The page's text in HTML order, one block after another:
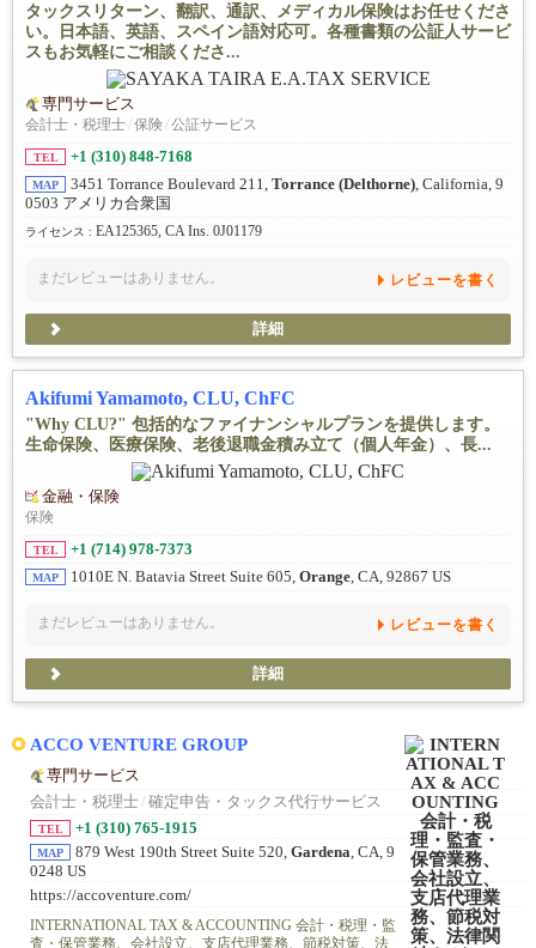
タックスリターン、翻訳、通訳、メディカル保険はお任せくださ
い。日本語、英語、スペイン語対応可。各種書類の公証人サービ
スもお気軽にご相談くださ...
専門サービス
会計士・税理士/保険/公証サービス
TEL +1 (310) 848-7168
MAP 3451 Torrance Boulevard 211, Torrance (Delthorne), California, 9
0503 アメリカ合衆国
ライセンス : EA125365, CA Ins. 0J01179
まだレビューはありません。 レビューを書く
詳細
Akifumi Yamamoto, CLU, ChFC
"Why CLU?" 包括的なファイナンシャルプランを提供します。
生命保険、医療保険、老後退職金積み立て（個人年金）、長...
金融・保険
保険
TEL +1 (714) 978-7373
MAP 1010E N. Batavia Street Suite 605, Orange, CA, 92867 US
まだレビューはありません。 レビューを書く
詳細
ACCO VENTURE GROUP
専門サービス
会計士・税理士/ 確定申告・タックス代行サービス
TEL +1 (310) 765-1915
MAP 879 West 190th Street Suite 520, Gardena, CA, 9
0248 US
https://accoventure.com/
INTERNATIONAL TAX & ACCOUNTING 会計・税理・監
査・保管業務、会社設立、支店代理業務、節税対策、法